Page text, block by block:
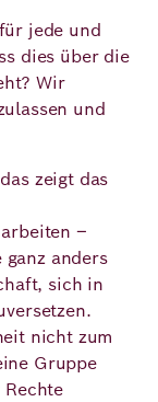
jede und
dies über die
Wir
und
zeigt das
–
anders
sich in
nicht zum
Gruppe